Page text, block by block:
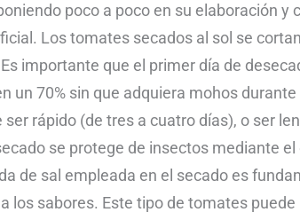
poco a poco en su elaboración y
Los tomates secados al sol se
importante que el primer día de
un 70% sin que adquiera mohos durante
rápido (de tres a cuatro días), o ser
se protege de insectos mediante
de sal empleada en el secado es
los sabores. Este tipo de tomates puede